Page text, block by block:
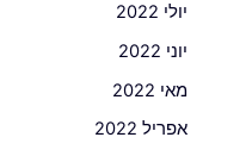
יולי 2022
יוני 2022
מאי 2022
אפריל 2022